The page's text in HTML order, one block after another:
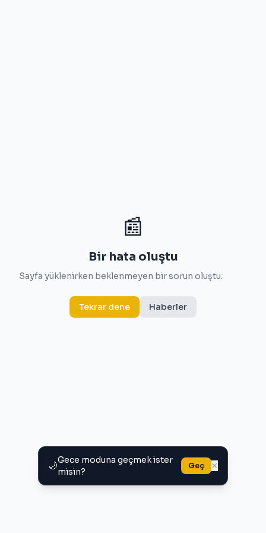
🌙Gece moduna geçmek ister
misin?
Geç ×
📰
Bir hata oluştu
Sayfa yüklenirken beklenmeyen bir sorun oluştu.
Tekrar dene Haberler